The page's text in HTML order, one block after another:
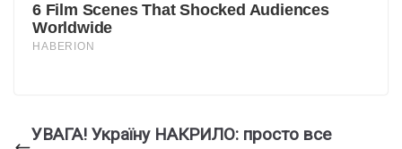
УВАГА! Україну НАКРИЛО: просто все